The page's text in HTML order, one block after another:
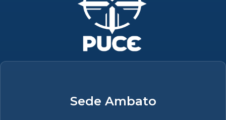
Sede Ambato